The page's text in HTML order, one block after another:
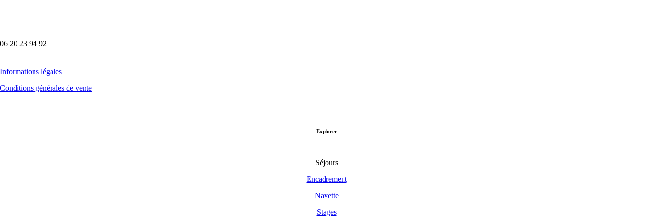
06 20 23 94 92
Informations légales
Conditions générales de vente
Explorer
Séjours
Encadrement
Navette
Stages